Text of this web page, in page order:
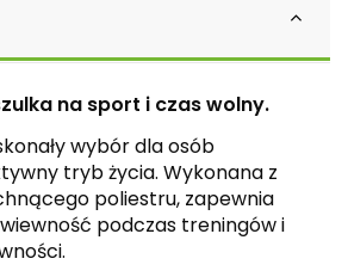
na sport i czas wolny.
wybór dla osób
tryb życia. Wykonana z
poliestru, zapewnia
podczas treningów i